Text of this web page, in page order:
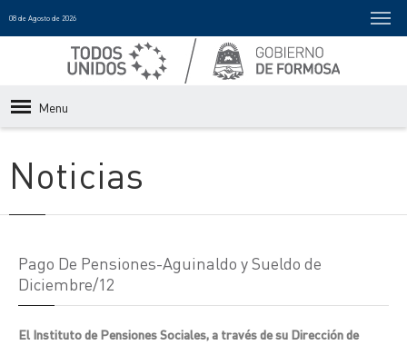
08 de Agosto de 2026
Menu
Noticias
Pago De Pensiones-Aguinaldo y Sueldo de
Diciembre/12
El Instituto de Pensiones Sociales, a través de su Dirección de